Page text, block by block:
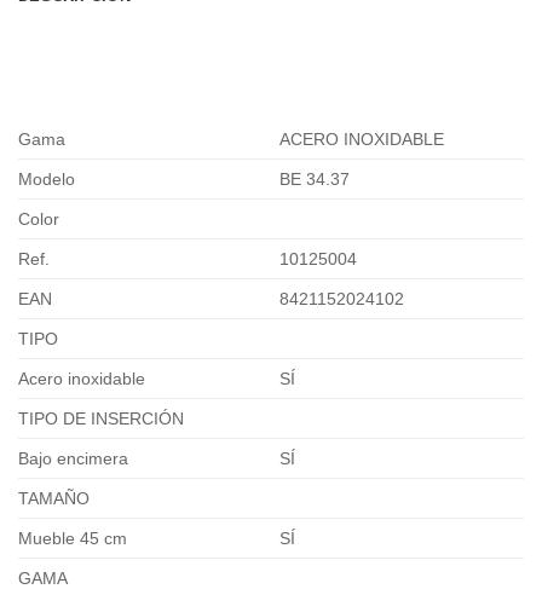
Gama ACERO INOXIDABLE
Modelo BE 34.37
Color
Ref. 10125004
EAN 8421152024102
TIPO
Acero inoxidable SÍ
TIPO DE INSERCIÓN
Bajo encimera SÍ
TAMAÑO
Mueble 45 cm SÍ
GAMA